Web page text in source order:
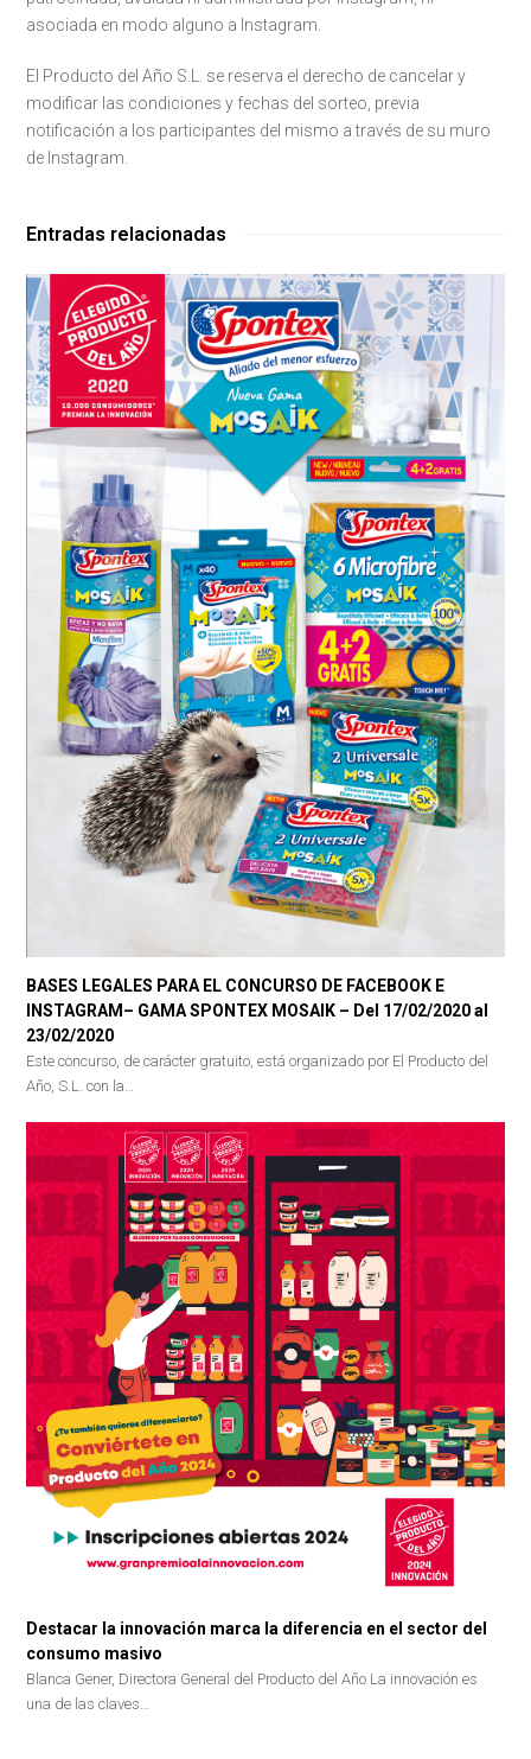
asociada en modo alguno a Instagram.
El Producto del Año S.L. se reserva el derecho de cancelar y
modificar las condiciones y fechas del sorteo, previa
notificación a los participantes del mismo a través de su muro
de Instagram.
Entradas relacionadas
BASES LEGALES PARA EL CONCURSO DE FACEBOOK E
INSTAGRAM– GAMA SPONTEX MOSAIK – Del 17/02/2020 al
23/02/2020
Este concurso, de carácter gratuito, está organizado por El Producto del
Año, S.L. con la…
Destacar la innovación marca la diferencia en el sector del
consumo masivo
Blanca Gener, Directora General del Producto del Año La innovación es
una de las claves…